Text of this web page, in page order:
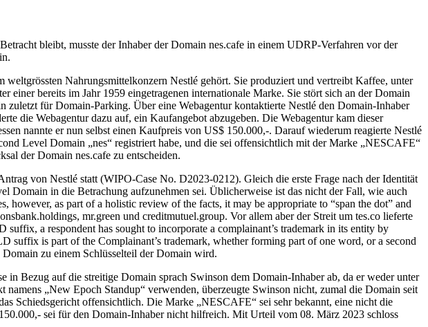
bleibt, musste der Inhaber der Domain nes.cafe in einem UDRP-Verfahren vor der
Nahrungsmittelkonzern Nestlé gehört. Sie produziert und vertreibt Kaffee, unter
bereits im Jahr 1959 eingetragenen internationale Marke. Sie stört sich an der Domain
für Domain-Parking. Über eine Webagentur kontaktierte Nestlé den Domain-Inhaber
die Webagentur dazu auf, ein Kaufangebot abzugeben. Die Webagentur kam dieser
nannte er nun selbst einen Kaufpreis von US$ 150.000,-. Darauf wiederum reagierte Nestlé
Level Domain „nes“ registriert habe, und die sei offensichtlich mit der Marke „NESCAFE“
der Domain nes.cafe zu entscheiden.
von Nestlé statt (WIPO-Case No. D2023-0212). Gleich die erste Frage nach der Identität
Domain in die Betrachung aufzunehmen sei. Üblicherweise ist das nicht der Fall, wie auch
however, as part of a holistic review of the facts, it may be appropriate to “span the dot” and
mr.green und creditmutuel.group. Vor allem aber der Streit um tes.co lieferte
a respondent has sought to incorporate a complainant’s trademark in its entity by
is part of the Complainant’s trademark, whether forming part of one word, or a second
zu einem Schlüsselteil der Domain wird.
in Bezug auf die streitige Domain sprach Swinson dem Domain-Inhaber ab, da er weder unter
„New Epoch Standup“ verwenden, überzeugte Swinson nicht, zumal die Domain seit
Schiedsgericht offensichtlich. Die Marke „NESCAFE“ sei sehr bekannt, eine nicht die
sei für den Domain-Inhaber nicht hilfreich. Mit Urteil vom 08. März 2023 schloss